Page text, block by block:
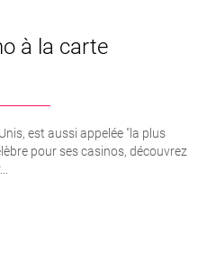
à la carte
est aussi appelée "la plus
pour ses casinos, découvrez